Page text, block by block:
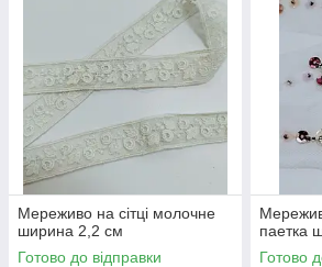
Мереживо на сітці молочне
ширина 2,2 см
Готово до відправки
паетка
Готово